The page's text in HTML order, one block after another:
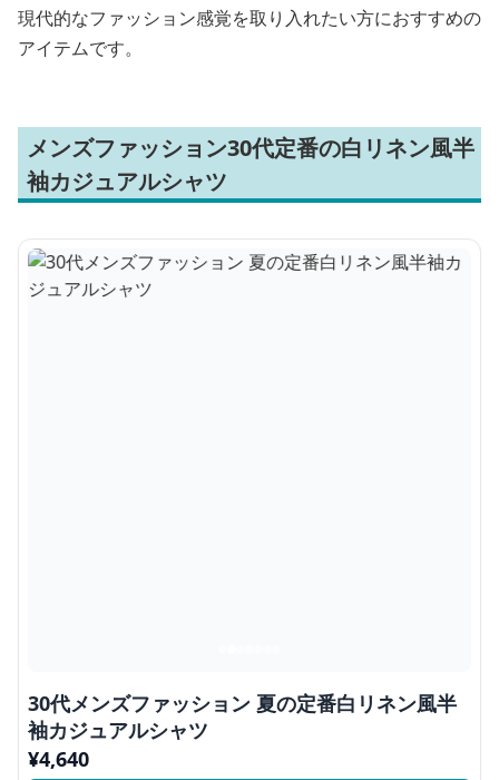
現代的なファッション感覚を取り入れたい方におすすめの
アイテムです。
メンズファッション30代定番の白リネン風半
袖カジュアルシャツ
30代メンズファッション 夏の定番白リネン風半
袖カジュアルシャツ
¥4,640